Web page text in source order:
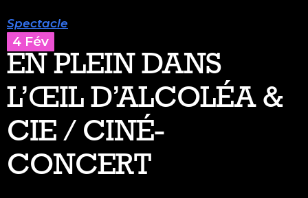
Spectacle
4 Fév
EN PLEIN DANS
L’ŒIL D’ALCOLÉA &
CIE / CINÉ-
CONCERT